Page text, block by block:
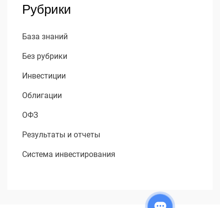
Рубрики
База знаний
Без рубрики
Инвестиции
Облигации
ОФЗ
Результаты и отчеты
Система инвестирования